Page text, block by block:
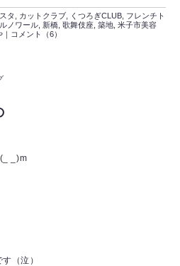
タ カットクラブ くつろぎCLUB フレンチト
ノワール 新橋 歌舞伎座 築地 米子市美容
｜ コメント（6）
_)m
（泣）